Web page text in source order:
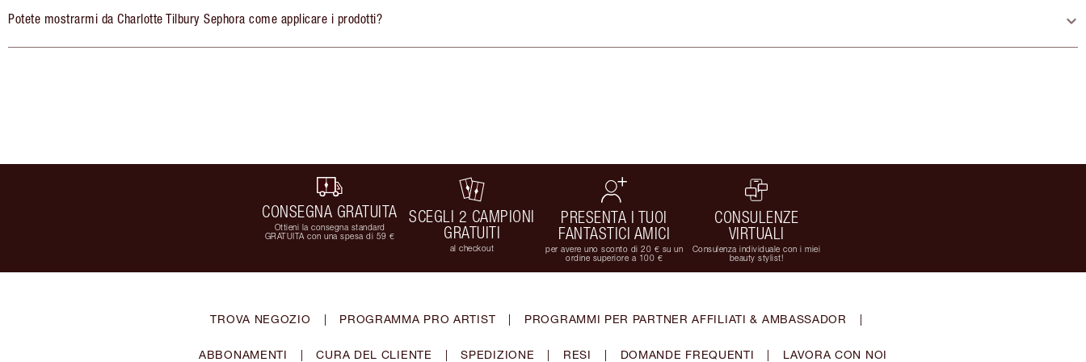
Potete mostrarmi da Charlotte Tilbury Sephora come applicare i prodotti?
CONSEGNA GRATUITA
Ottieni la consegna standard
GRATUITA con una spesa di 59 €
SCEGLI 2 CAMPIONI
GRATUITI
al checkout
PRESENTA I TUOI
FANTASTICI AMICI
per avere uno sconto di 20 € su un
ordine superiore a 100 €
CONSULENZE
VIRTUALI
Consulenza individuale con i miei
beauty stylist!
TROVA NEGOZIO | PROGRAMMA PRO ARTIST | PROGRAMMI PER PARTNER AFFILIATI & AMBASSADOR |
ABBONAMENTI | CURA DEL CLIENTE | SPEDIZIONE | RESI | DOMANDE FREQUENTI | LAVORA CON NOI